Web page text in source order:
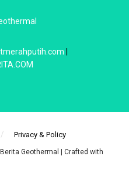
Privacy & Policy
Geothermal | Crafted with